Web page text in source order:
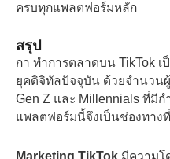
ครบทุกแพลตฟอร์มหลัก
สรุป
กา ทำการตลาดบน TikTok
ยุคดิจิทัลปัจจุบัน ด้วยจำนวน
Gen Z และ Millennials ที่มี
แพลตฟอร์มนี้จึงเป็นช่องทาง